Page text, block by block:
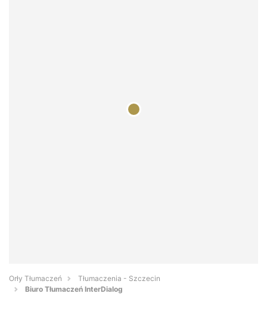
Orły Tłumaczeń
Tłumaczenia - Szczecin
Biuro Tłumaczeń InterDialog